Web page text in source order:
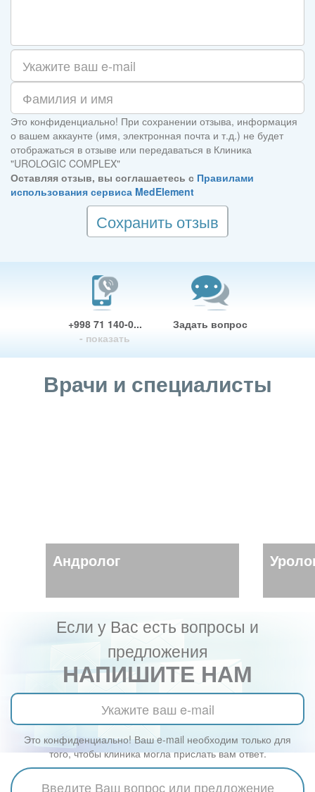
Это конфиденциально! При сохранении отзыва, информация
о вашем аккаунте (имя, электронная почта и т.д.) не будет
отображаться в отзыве или передаваться в Клиника
"UROLOGIC COMPLEX"
Оставляя отзыв, вы соглашаетесь с Правилами
использования сервиса MedElement
Сохранить отзыв
+998 71 140-0...
- показать
Задать вопрос
Врачи и специалисты
Андролог
Если у Вас есть вопросы и
предложения
НАПИШИТЕ НАМ
Это конфиденциально! Ваш e-mail необходим только для
того, чтобы клиника могла прислать вам ответ.